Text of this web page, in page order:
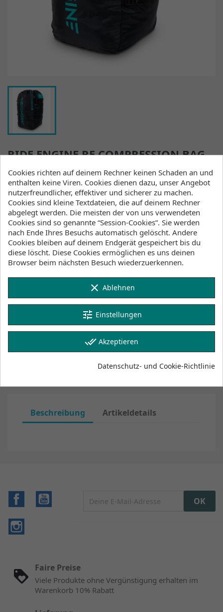
RIDE ENGINE RE COMPRESSION BAG
34,00 CHF
17,00 CHF
50% SPAREN
Bruttopreis
Menge
 IN DEN WARENKORB
favorite_border

Verfügbarkeit (Lager, Lieferzeiten)
Lager Wind&Snow
Beschreibung Artikeldetails
Facebook
Faire Preise
Viele Produkte ohne Vergünstigung erhalten im
Warenkorb 10% Rabatt
Cookies richten auf deinem Rechner keinen Schaden an und
enthalten keine Viren. Cookies dienen dazu, unser Angebot
nutzerfreundlicher, effektiver und sicherer zu machen.
Cookies sind kleine Textdateien, die auf deinem Rechner
abgelegt werden. Die meisten der von uns verwendeten
Cookies sind so genannte “Session-Cookies”. Sie werden
nach Ende Ihres Besuchs automatisch gelöscht. Andere
Cookies bleiben auf deinem Endgerät gespeichert bis du
diese löscht. Diese Cookies ermöglichen es uns deinen
Browser beim nächsten Besuch wiederzuerkennen.
clear Ablehnen
tune Einstellungen
done_all Akzeptieren
Datenschutz- und Cookie-Richtlinie